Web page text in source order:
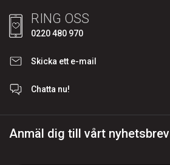
Blogg
Personuppgiftspolicy
RING OSS
0220 480 970
Skicka ett e-mail
Chatta nu!
Anmäl dig till vårt nyhetsbrev